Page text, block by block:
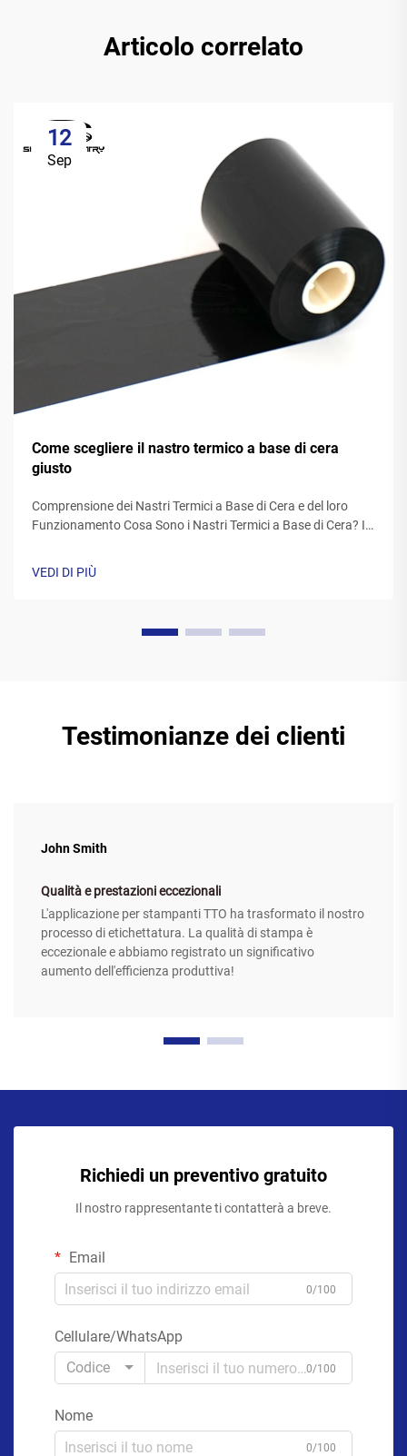
Articolo correlato
12
Sep
Come scegliere il nastro termico a base di cera
giusto
Comprensione dei Nastri Termici a Base di Cera e del loro
Funzionamento Cosa Sono i Nastri Termici a Base di Cera? I
da una base di poliestere ricoperta da una speciale
VEDI DI PIÙ
Testimonianze dei clienti
John Smith
Qualità e prestazioni eccezionali
L'applicazione per stampanti TTO ha trasformato il nostro
processo di etichettatura. La qualità di stampa è
eccezionale e abbiamo registrato un significativo
aumento dell'efficienza produttiva!
Richiedi un preventivo gratuito
Il nostro rappresentante ti contatterà a breve.
Email
0/100
Cellulare/WhatsApp
Codice
0/100
Nome
0/100